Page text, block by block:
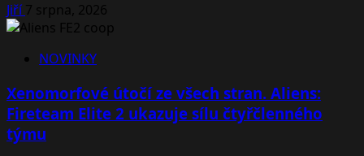
Jiří7 srpna, 2026
NOVINKY
Xenomorfové útočí ze všech stran. Aliens:
Fireteam Elite 2 ukazuje sílu čtyřčlenného
týmu